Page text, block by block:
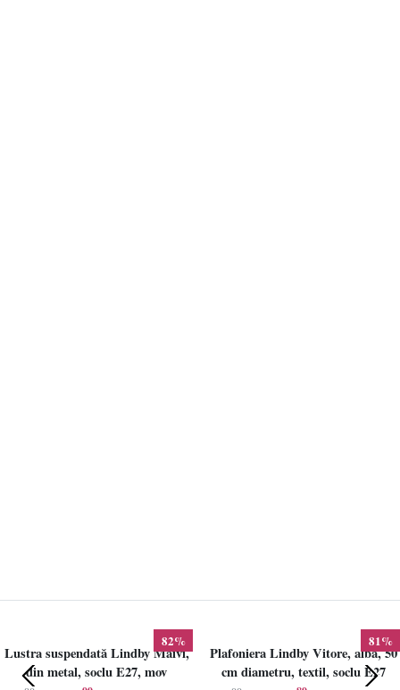
82%
Lustra suspendată Lindby Maivi,
din metal, soclu E27, mov
81%
Plafoniera Lindby Vitore, alba, 50
cm diametru, textil, soclu E27